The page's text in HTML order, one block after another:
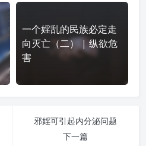
一个婬乱的民族必定走
向灭亡（二） | 纵欲危
害
邪婬可引起内分泌问题
下一篇